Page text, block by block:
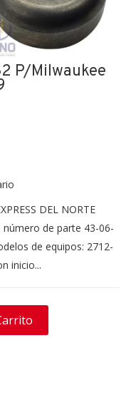
P/milwaukee
DEL NORTE
de parte 43-06-
de equipos: 2712-
inicio...